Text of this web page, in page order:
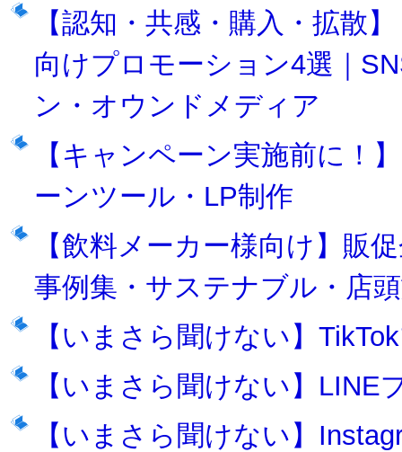
【認知・共感・購入・拡散
向けプロモーション4選｜
ン・オウンドメディア
【キャンペーン実施前に！
ーンツール・LP制作
【飲料メーカー様向け】販
事例集・サステナブル・店
【いまさら聞けない】
【いまさら聞けない】LINE
【いまさら聞けない】